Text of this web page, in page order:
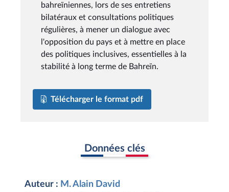
bahreïniennes, lors de ses entretiens
bilatéraux et consultations politiques
régulières, à mener un dialogue avec
l'opposition du pays et à mettre en place
des politiques inclusives, essentielles à la
stabilité à long terme de Bahreïn.
Télécharger le format pdf
Données clés
Auteur : M. Alain David